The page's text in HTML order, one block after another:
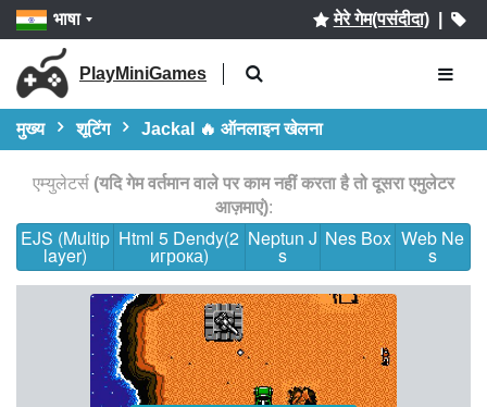
भाषा मेरे गेम(पसंदीदा)|
PlayMiniGames
मुख्य शूटिंग Jackal 🔥 ऑनलाइन खेलना
एम्युलेटर्स (यदि गेम वर्तमान वाले पर काम नहीं करता है तो दूसरा एमुलेटर
आज़माएं):
EJS (Multip
layer)
Html 5 Dendy(2
игрока)
Neptun J
s
Nes Box Web Ne
s